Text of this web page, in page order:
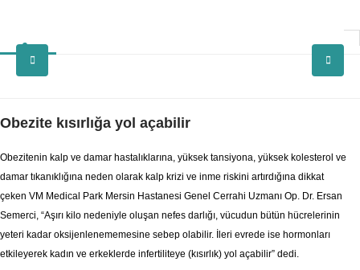
Obezite kısırlığa yol açabilir
Obezitenin kalp ve damar hastalıklarına, yüksek tansiyona, yüksek kolesterol ve
damar tıkanıklığına neden olarak kalp krizi ve inme riskini artırdığına dikkat
çeken VM Medical Park Mersin Hastanesi Genel Cerrahi Uzmanı Op. Dr. Ersan
Semerci, “Aşırı kilo nedeniyle oluşan nefes darlığı, vücudun bütün hücrelerinin
yeteri kadar oksijenlenememesine sebep olabilir. İleri evrede ise hormonları
etkileyerek kadın ve erkeklerde infertiliteye (kısırlık) yol açabilir” dedi.